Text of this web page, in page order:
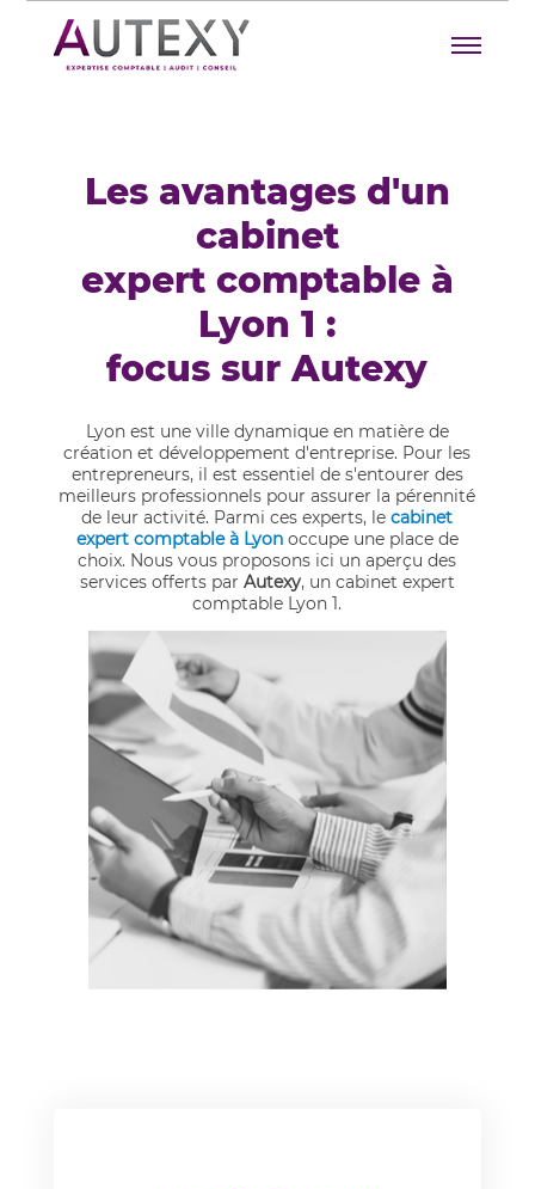
Les avantages d'un
cabinet
expert comptable à
Lyon 1 :
focus sur Autexy
Lyon est une ville dynamique en matière de
création et développement d'entreprise. Pour les
entrepreneurs, il est essentiel de s'entourer des
meilleurs professionnels pour assurer la pérennité
de leur activité. Parmi ces experts, lecabinet
expert comptable à Lyonoccupe une place de
choix. Nous vous proposons ici un aperçu des
services offerts par Autexy, un cabinet expert
comptable Lyon 1.